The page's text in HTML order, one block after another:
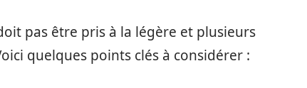
pas être pris à la légère et plusieurs
quelques points clés à considérer :